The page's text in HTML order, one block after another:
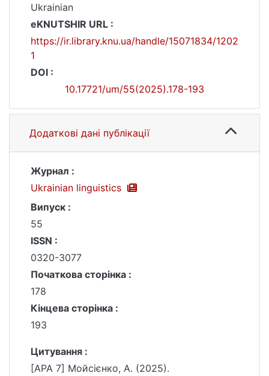
Ukrainian
eKNUTSHIR URL :
https://ir.library.knu.ua/handle/15071834/1202
1
DOI :
10.17721/um/55(2025).178-193
Додаткові дані публікації
Журнал :
Ukrainian linguistics
Випуск :
55
ISSN :
0320-3077
Початкова сторінка :
178
Кінцева сторінка :
193
Цитування :
[APA 7] Мойсієнко, А. (2025).